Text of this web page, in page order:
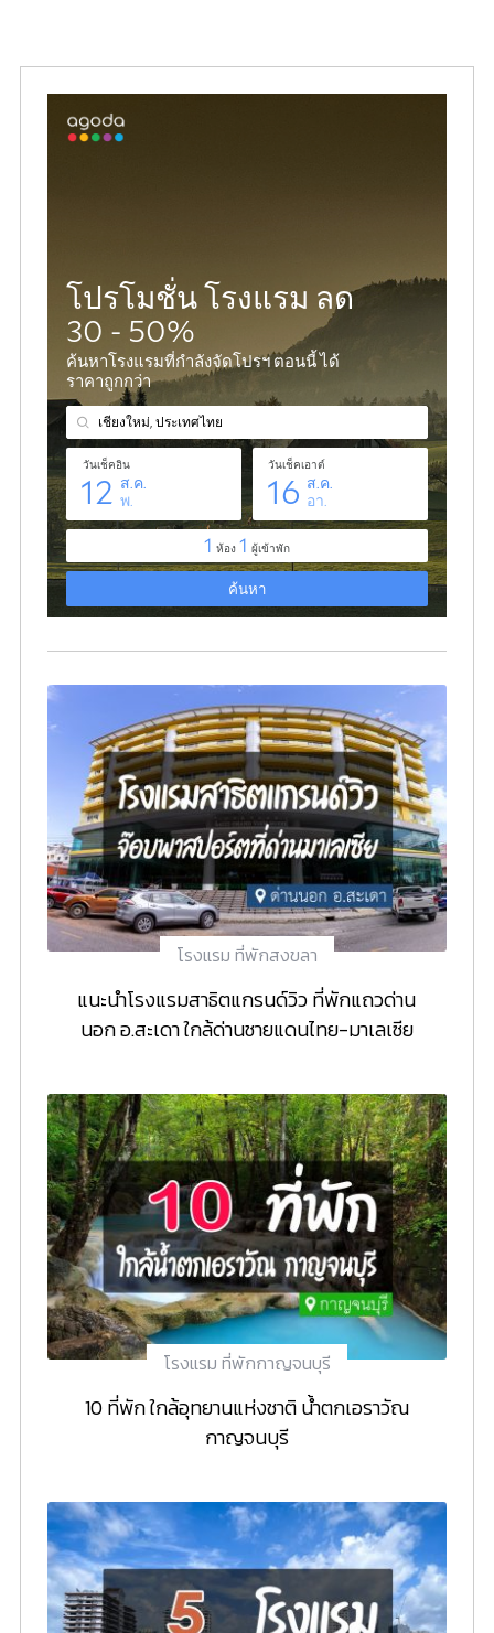
โรงแรม ที่พักสงขลา
แนะนำโรงแรมสาธิตแกรนด์วิว ที่พักแถวด่าน
นอก อ.สะเดา ใกล้ด่านชายแดนไทย-มาเลเซีย
โรงแรม ที่พักกาญจนบุรี
10 ที่พัก ใกล้อุทยานแห่งชาติ น้ำตกเอราวัณ
กาญจนบุรี